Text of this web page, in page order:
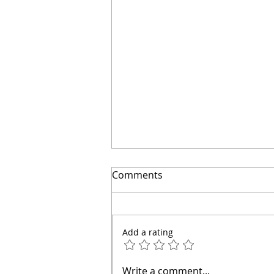
👋 Hola, soy el arquitecto
Comments
Add a rating
Write a comment...